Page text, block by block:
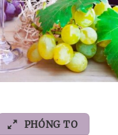
PHÓNG TO